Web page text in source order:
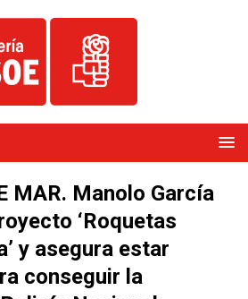
MAR. Manolo García
‘Roquetas
y asegura estar
conseguir la